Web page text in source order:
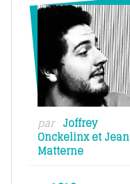
par Joffrey
OnckelinxetJean
Matterne